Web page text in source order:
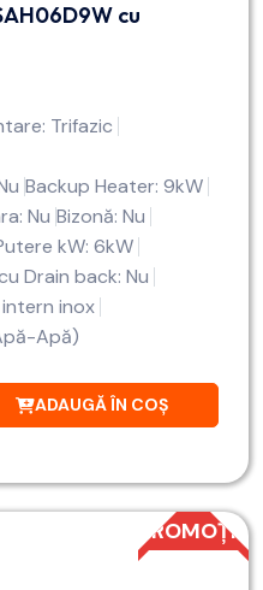
cu
Trifazic
Backup Heater: 9kW
Nu Bizonă: Nu
kW: 6kW
Drain back: Nu
inox
Apă)
ADAUGĂ ÎN COȘ
PROMOȚIE